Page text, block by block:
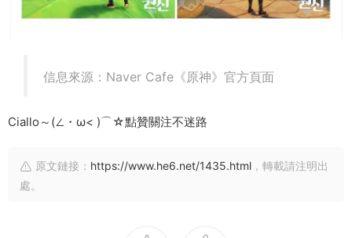
信息來源：Naver Cafe《原神》官方頁面
Ciallo～(∠・ω< )⌒☆點贊關注不迷路
原文鏈接： https://www.he6.net/1435.html ，轉載請注明出
處。